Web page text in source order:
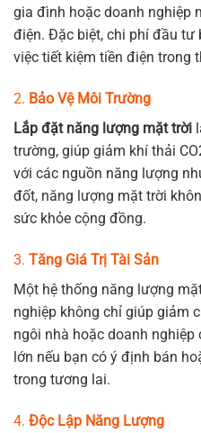
gia đình hoặc doanh nghiệp
điện. Đặc biệt, chi phí đầu tư
việc tiết kiệm tiền điện trong
2. Bảo Vệ Môi Trường
Lắp đặt năng lượng mặt trời
trường, giúp giảm khí thải
với các nguồn năng lượng
đốt, năng lượng mặt trời
sức khỏe cộng đồng.
3. Tăng Giá Trị Tài Sản
Một hệ thống năng lượng
nghiệp không chỉ giúp giảm
ngôi nhà hoặc doanh
lớn nếu bạn có ý định bán
trong tương lai.
4. Độc Lập Năng Lượng